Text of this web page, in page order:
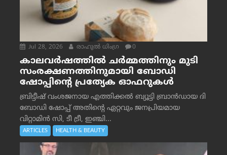
Jul 28, 2026 രാഹുല്‍ ധിംഗ്ര 0
കാലവർഷത്തിൽ ചർമ്മത്തിനും മുടി
സംരക്ഷണത്തിനുമായി ബോഡി
ഷോപ്പിന്റെ പ്രത്യേക ഓഫറുകൾ
ബ്രിട്ടീഷ് വംശജനായ എത്തിക്കൽ ബ്യൂട്ടി ബ്രാൻഡായ ദി
ബോഡി ഷോപ്പ് അതിന്റെ ഏറ്റവും ജനപ്രിയമായ
വിറ്റാമിൻ സി, ടീ ട്രീ, ഇഞ്ചി...
ARTICLES HEALTH & BEAUTY